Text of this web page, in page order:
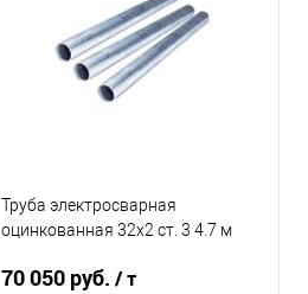
Купить в 1 клик
Сравнение
В избранное
Труба электросварная
оцинкованная 32х2 ст. 3 4.7 м
70 050 руб./ т